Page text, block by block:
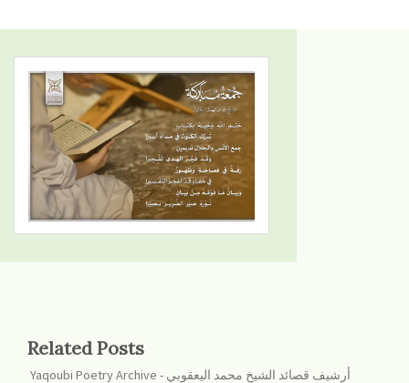
Related Posts
Yaqoubi Poetry Archive - أرشيف قصائد الشيخ محمد اليعقوبي